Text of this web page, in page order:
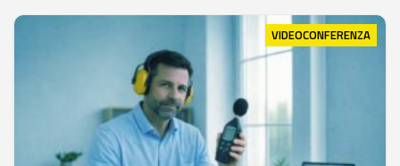
VIDEOCONFERENZA